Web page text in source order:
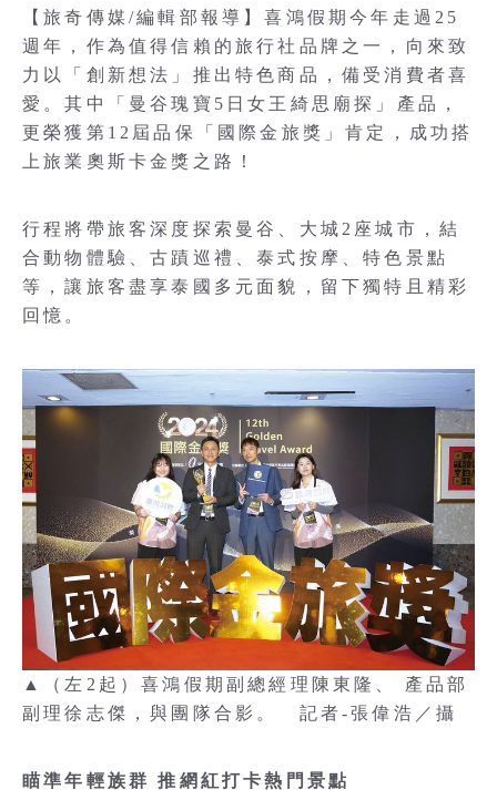
【旅奇傳媒/編輯部報導】喜鴻假期今年走過25
週年，作為值得信賴的旅行社品牌之一，向來致
力以「創新想法」推出特色商品，備受消費者喜
愛。其中「曼谷瑰寶5日女王綺思廟探」產品，
更榮獲第12屆品保「國際金旅獎」肯定，成功搭
上旅業奧斯卡金獎之路！
行程將帶旅客深度探索曼谷、大城2座城市，結
合動物體驗、古蹟巡禮、泰式按摩、特色景點
等，讓旅客盡享泰國多元面貌，留下獨特且精彩
回憶。
▲（左2起）喜鴻假期副總經理陳東隆、 產品部
副理徐志傑，與團隊合影。 記者-張偉浩／攝
瞄準年輕族群 推網紅打卡熱門景點